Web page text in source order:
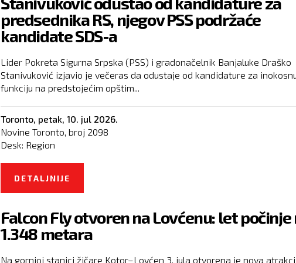
predsednika RS, njegov PSS podržaće
kandidate SDS-a
Lider Pokreta Sigurna Srpska (PSS) i gradonačelnik Banjaluke Draško
Stanivuković izjavio je večeras da odustaje od kandidature za
funkciju na predstojećim opštim...
Toronto, petak, 10. jul 2026.
Novine Toronto, broj 2098
Desk: Region
DETALJNIJE
KANDIDATE SDS-A
Falcon Fly otvoren na Lovćenu: let počinje
1.348 metara
Na gornjoj stanici žičare Kotor–Lovćen 3. jula otvorena je nova